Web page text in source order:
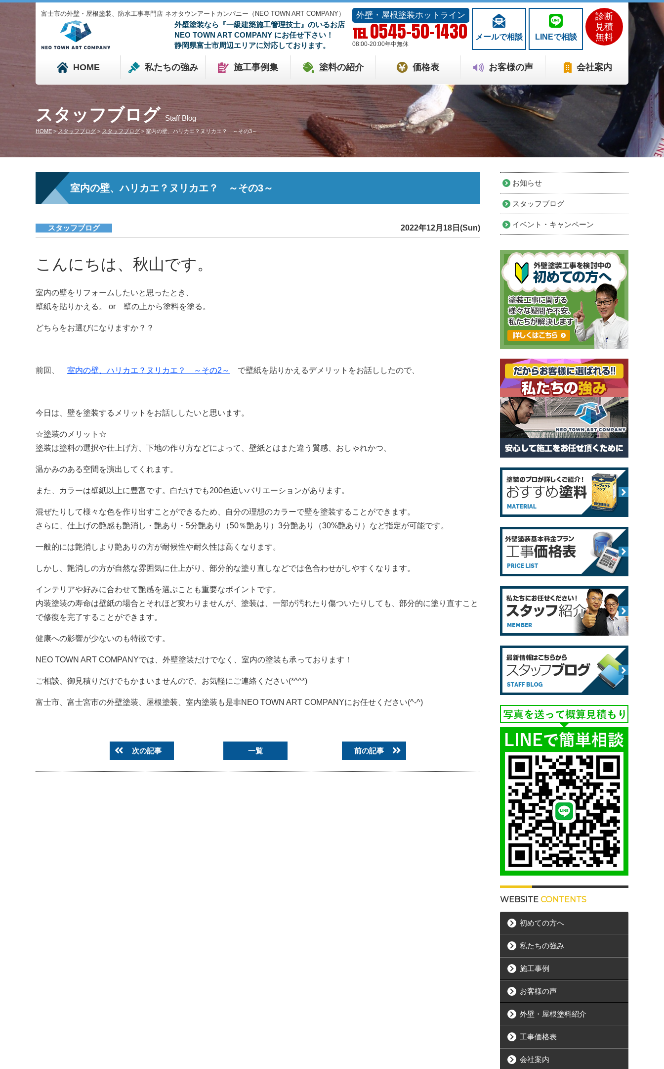
富士市の外壁・屋根塗装、防水工事専門店 ネオタウンアートカンパニー（NEO TOWN ART COMPANY）
外壁塗装なら『一級建築施工管理技士』のいるお店
NEO TOWN ART COMPANY にお任せ下さい！
静岡県富士市周辺エリアに対応しております。
外壁・屋根塗装ホットライン
TEL0545-50-1430
08:00-20:00年中無休
メールで相談 LINEで相談
診断
見積
無料
HOME 私たちの強み 施工事例集 塗料の紹介 価格表 お客様の声 会社案内
スタッフブログStaff Blog
HOME > スタッフブログ > スタッフブログ>室内の壁、ハリカエ？ヌリカエ？ ～その3～
室内の壁、ハリカエ？ヌリカエ？ ～その3～
スタッフブログ 2022年12月18日(Sun)
こんにちは、秋山です。
室内の壁をリフォームしたいと思ったとき、
壁紙を貼りかえる。 or 壁の上から塗料を塗る。
どちらをお選びになりますか？？
前回、 室内の壁、ハリカエ？ヌリカエ？ ～その2～ で壁紙を貼りかえるデメリットをお話ししたので、
今日は、壁を塗装するメリットをお話ししたいと思います。
☆塗装のメリット☆
塗装は塗料の選択や仕上げ方、下地の作り方などによって、壁紙とはまた違う質感、おしゃれかつ、
温かみのある空間を演出してくれます。
また、カラーは壁紙以上に豊富です。白だけでも200色近いバリエーションがあります。
混ぜたりして様々な色を作り出すことができるため、自分の理想のカラーで壁を塗装することができます。
さらに、仕上げの艶感も艶消し・艶あり・5分艶あり（50％艶あり）3分艶あり（30%艶あり）など指定が可能です。
一般的には艶消しより艶ありの方が耐候性や耐久性は高くなります。
しかし、艶消しの方が自然な雰囲気に仕上がり、部分的な塗り直しなどでは色合わせがしやすくなります。
インテリアや好みに合わせて艶感を選ぶことも重要なポイントです。
内装塗装の寿命は壁紙の場合とそれほど変わりませんが、塗装は、一部が汚れたり傷ついたりしても、部分的に塗り直すこと
で修復を完了することができます。
健康への影響が少ないのも特徴です。
NEO TOWN ART COMPANYでは、外壁塗装だけでなく、室内の塗装も承っております！
ご相談、御見積りだけでもかまいませんので、お気軽にご連絡ください(*^^*)
富士市、富士宮市の外壁塗装、屋根塗装、室内塗装も是非NEO TOWN ART COMPANYにお任せください(^-^)
次の記事 一覧 前の記事
お知らせ
スタッフブログ
イベント・キャンペーン
WEBSITE CONTENTS
初めての方へ
私たちの強み
施工事例
お客様の声
外壁・屋根塗料紹介
工事価格表
会社案内